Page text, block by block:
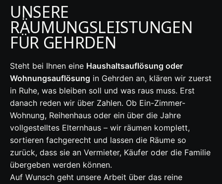
UNSERE
RÄUMUNGSLEISTUNGEN
FÜR GEHRDEN
Steht bei Ihnen eine Haushaltsauflösung oder
Wohnungsauflösung in Gehrden an, klären wir zuerst
in Ruhe, was bleiben soll und was raus muss. Erst
danach reden wir über Zahlen. Ob Ein-Zimmer-
Wohnung, Reihenhaus oder ein über die Jahre
vollgestelltes Elternhaus – wir räumen komplett,
sortieren fachgerecht und lassen die Räume so
zurück, dass sie an Vermieter, Käufer oder die Familie
übergeben werden können.
Auf Wunsch geht unsere Arbeit über das reine